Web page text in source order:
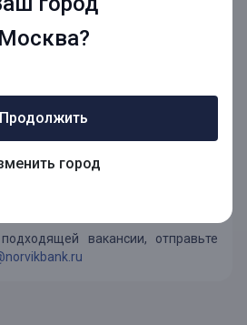
Москва?
Продолжить
город
платеж. Наши клиенты
кредиты для решения целого
вопросов: от
профессионалов Норвик
вакансии, отправьте